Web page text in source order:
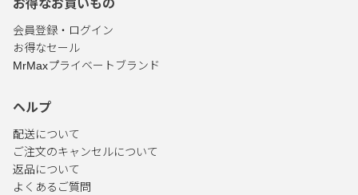
お得なお買いもの
会員登録・ログイン
お得なセール
MrMaxプライベートブランド
ヘルプ
配送について
ご注文のキャンセルについて
返品について
よくあるご質問